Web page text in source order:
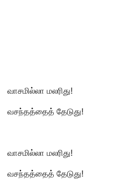
வாசமில்லா மலரிது!
வசந்தத்தைத் தேடுது!
வாசமில்லா மலரிது!
வசந்தத்தைத் தேடுது!